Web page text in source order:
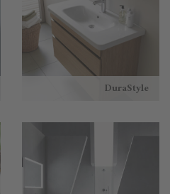
DuraStyle